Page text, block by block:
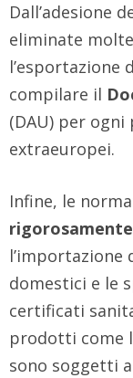
Dall’adesione
eliminate
l’esportazione
compilare il
(DAU) per
extraeuropei.
Infine, le
rigorosamente
l’importazione
domestici e le
certificati
prodotti come
sono soggetti